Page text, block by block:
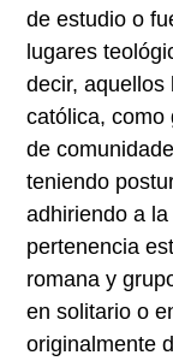
de estudio o
lugares
decir, aquellos
católica, como
de
teniendo
adhiriendo a
pertenencia
romana y
en solitario o
originalmente